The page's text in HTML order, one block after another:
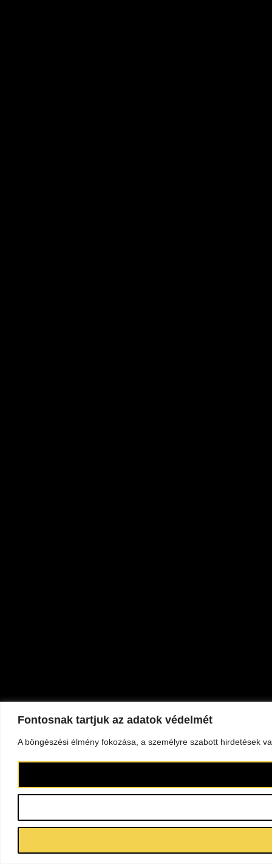
Fontosnak tartjuk az adatok védelmét
A böngészési élmény fokozása, a személyre szabott hirdetések